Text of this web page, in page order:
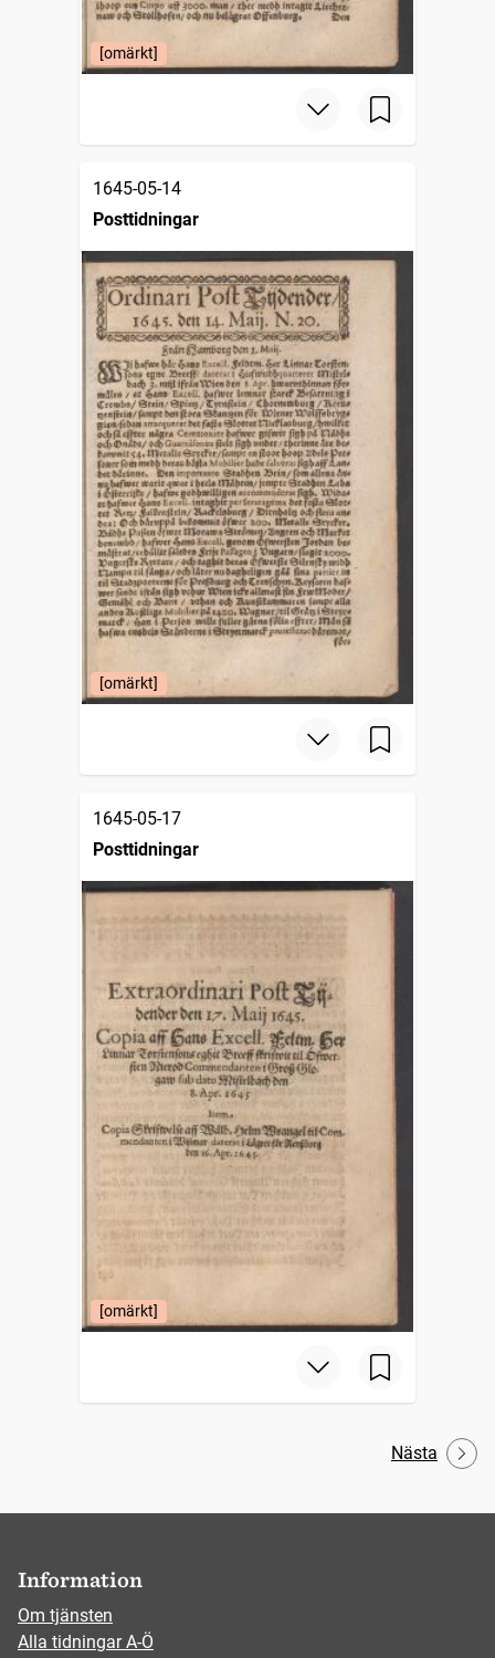
[omärkt]
1645-05-14
Posttidningar
[omärkt]
1645-05-17
Posttidningar
[omärkt]
Nästa
Information
Om tjänsten
Alla tidningar A-Ö